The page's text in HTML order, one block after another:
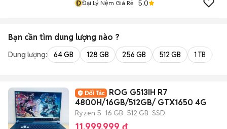
ĐĐại Lý Nệm Giá Rẻ 5.0
Bạn cần tìm dung lượng nào ?
Dung lượng: 64 GB 128 GB 256 GB 512 GB 1 TB
ROG G513IH R7
4800H/16GB/512GB/ GTX1650 4G
Ryzen 5 16 GB 512 GB SSD